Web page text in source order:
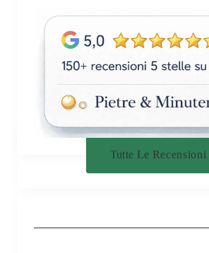
Tutte Le Recensioni